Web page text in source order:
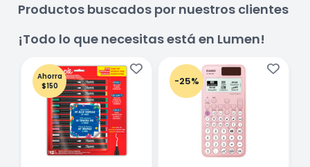
Productos buscados por nuestros clientes
¡Todo lo que necesitas está en Lumen!
Ahorra
$150
-25%